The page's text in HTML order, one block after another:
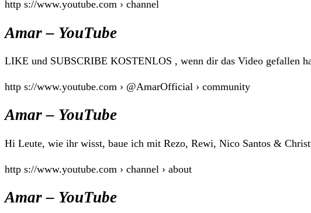
http s://www.youtube.com › channel
Amar – YouTube
LIKE und SUBSCRIBE KOSTENLOS , wenn dir das Video gefallen
http s://www.youtube.com › @AmarOfficial › community
Amar – YouTube
Hi Leute, wie ihr wisst, baue ich mit Rezo, Rewi, Nico Santos &
http s://www.youtube.com › channel › about
Amar – YouTube